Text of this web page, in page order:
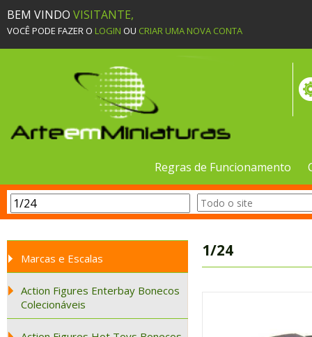
BEM VINDO VISITANTE,
VOCÊ PODE FAZER O LOGIN OU CRIAR UMA NOVA CONTA
Regras de Funcionamento
Marcas e Escalas
Action Figures Enterbay Bonecos
Colecionáveis
1/24